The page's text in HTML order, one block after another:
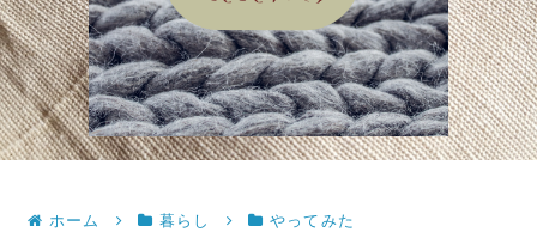
ホーム 暮らし やってみた